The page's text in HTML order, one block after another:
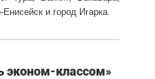
и город Игарка.
эконом-классом»